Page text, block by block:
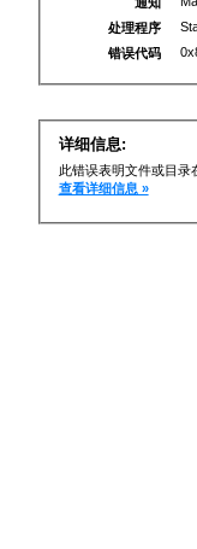
处理程序
错误代码
详细信息:
此错误表明文件或目录
查看详细信息 »